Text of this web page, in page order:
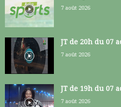
7 août 2026
JT de 20h du 07
7 août 2026
JT de 19h du 07
7 août 2026